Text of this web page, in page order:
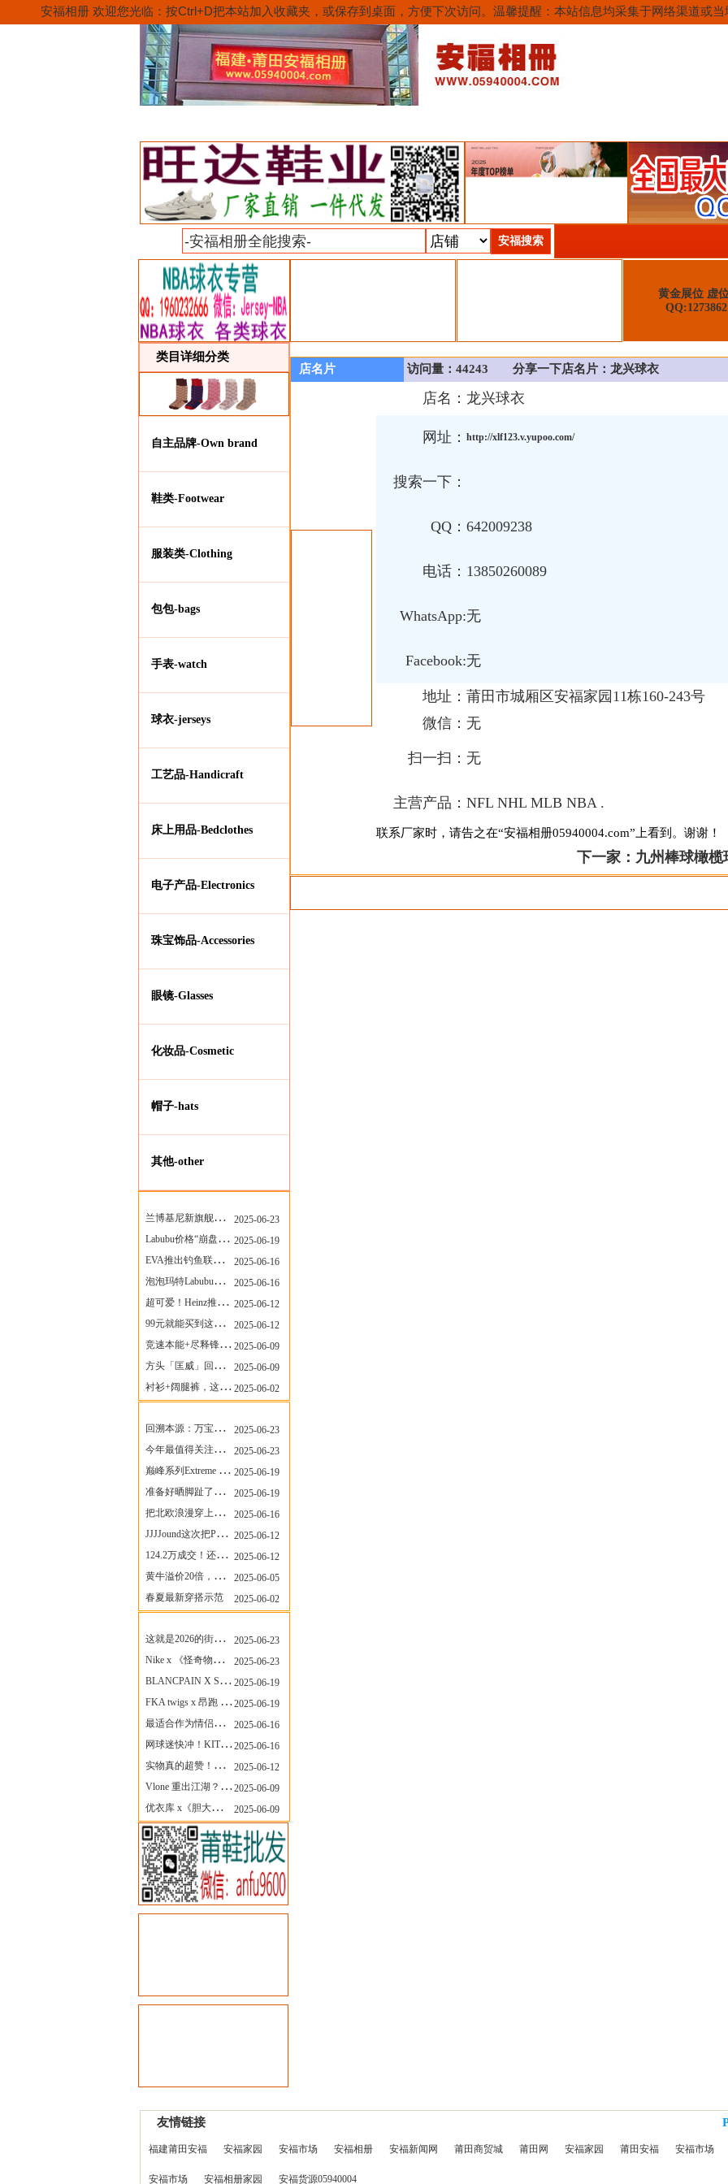
安福相册 欢迎您光临：按Ctrl+D把本站加入收藏夹，或保存到桌面，方便下次访问。温馨提醒：本站信息均采集于网络渠道或
类目详细分类
自主品牌-Own brand
鞋类-Footwear
服装类-Clothing
包包-bags
手表-watch
球衣-jerseys
工艺品-Handicraft
床上用品-Bedclothes
电子产品-Electronics
珠宝饰品-Accessories
眼镜-Glasses
化妆品-Cosmetic
帽子-hats
其他-other
兰博基尼新旗舰曝光？这台顶级超跑或将在8月登场
2025-06-23
Labubu价格“崩盘”？618当日泡泡玛特预售补货量超200W！
2025-06-19
EVA推出钓鱼联名套装，初号机也能当“假饵”？
2025-06-16
泡泡玛特Labubu新品发售上演“拳王争霸”......
2025-06-16
超可爱！Heinz推出星之卡比合作款番茄酱！
2025-06-12
99元就能买到这样颜值的太阳镜？优衣库夏季墨镜系列
2025-06-12
竞速本能+尽释锋芒——罗杰杜彼Roger+Dubuis王者竞速系列飞返计时码表燃擎赛道
2025-06-09
方头「匡威」回归！日系简约里的小心思
2025-06-09
衬衫+阔腿裤，这样穿美出新高度！
2025-06-02
回溯本源：万宝龙推出明星系列都市灰腕表新作
2025-06-23
今年最值得关注的AF1！KOBE x AF1 明日发售
2025-06-23
巅峰系列Extreme Diver潜水腕表与Revival Diver复刻版潜水腕表共同推出“暗影款”新作
2025-06-19
准备好晒脚趾了吗？透明款 AF1 要回归了
2025-06-19
把北欧浪漫穿上脚，Cecilie Bahnsen x ASICS
2025-06-16
JJJJound这次把PUMA改得好安静
2025-06-12
124.2万成交！还有什么是Labubu做不到的？
2025-06-12
黄牛溢价20倍，「Labubu」3.0市价大盘点！假货比正品还贵...
2025-06-05
春夏最新穿搭示范
2025-06-02
这就是2026的街头感！Prada新包我先爱了
2025-06-23
Nike x 《怪奇物语》联名回归，终于轮到这双热门款了！
2025-06-23
BLANCPAIN X SWATCH联名款 BIOCERAMIC SCUBA FIFTY FATHOMS 系列推出全新 GREEN ABYSS（碧波洋）腕表
2025-06-19
FKA twigs x 昂跑 联名来了，这三双 Cloud X 你选哪一双？
2025-06-19
最适合作为情侣鞋的New Balance 1906 Loafer出现了！
2025-06-16
网球迷快冲！KITH x Wilson 限量球拍太会设计了
2025-06-16
实物真的超赞！NB 新款 2010 新配色
2025-06-12
Vlone 重出江湖？突然又要联名，谁能想到！
2025-06-09
优衣库 x《胆大党》新品公布，第二季联动周边来了！
2025-06-09
黄金展位 虚
店名片 访问量：44243 分享一下店名片：龙兴球衣
店名： 龙兴球衣
网址： http://xlf123.v.yupoo.com/
搜索一下：
QQ： 642009238
电话： 13850260089
WhatsApp:无
Facebook:无
地址： 莆田市城厢区安福家园11栋160-243号
微信： 无
扫一扫： 无
主营产品： NFL NHL MLB NBA .
联系厂家时，请告之在“安福相册05940004.com”上看到。谢谢！
下一家： 九州棒球橄榄
友情链接
福建莆田安福 安福家园 安福市场 安福相册 安福新闻网 莆田商贸城 莆田网 安福家园 莆田安福 安福市场
安福市场 安福相册家园 安福货源05940004